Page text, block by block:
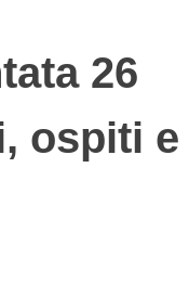
26
ospiti e